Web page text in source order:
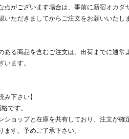
点がございます場合は、事前に 新宿オカダ
いただきましてからご注文をお願いいたし
ある商品を含むご注文は、出荷までに通常
います。
み下さい】
です。
ショップと在庫を共有しており、注文が確
ます。予めご了承下さい。